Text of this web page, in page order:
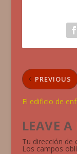
PREVIOUS
El edificio de
LEAVE A
Tu dirección de
Los campos